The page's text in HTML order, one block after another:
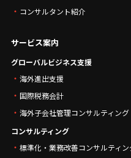
コンサルタント紹介
サービス案内
グローバルビジネス支援
海外進出支援
国際税務会計
海外子会社管理コンサルティング
コンサルティング
標準化・業務改善コンサルティン